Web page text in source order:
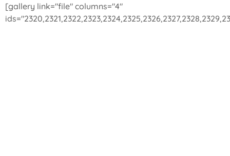
[gallery link="file" columns="4"